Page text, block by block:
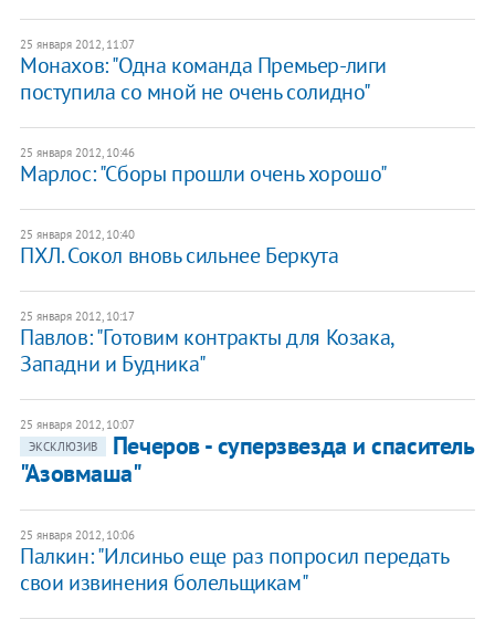
25 января 2012, 11:07
Монахов: "Одна команда Премьер-лиги
поступила со мной не очень солидно"
25 января 2012, 10:46
Марлос: "Сборы прошли очень хорошо"
25 января 2012, 10:40
​​ПХЛ. Сокол вновь сильнее Беркута
25 января 2012, 10:17
Павлов: "Готовим контракты для Козака,
Западни и Будника"
25 января 2012, 10:07
ЭКСКЛЮЗИВ
Печеров - суперзвезда и спаситель
"Азовмаша"
25 января 2012, 10:06
Палкин: "Илсиньо еще раз попросил передать
свои извинения болельщикам"